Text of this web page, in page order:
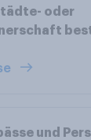
oder
und